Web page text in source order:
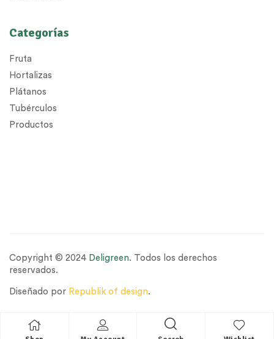
Categorías
Fruta
Hortalizas
Plátanos
Tubérculos
Productos
Copyright © 2024 Deligreen. Todos los derechos
reservados.
Diseñado por Republik of design.